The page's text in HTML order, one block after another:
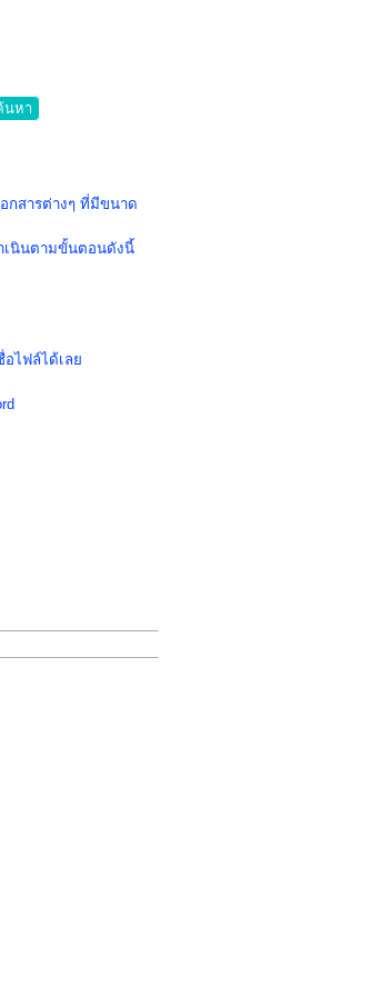
นหา
อกสารต่างๆ ที่มีขนาด
เนินตามขั้นตอนดังนี้
อไฟล์ได้เลย